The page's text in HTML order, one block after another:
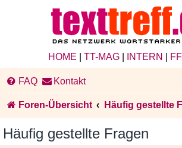
HOME TT-MAG| INTERN
FAQ Kontakt
Foren-Übersicht Häufig gestellte
Häufig gestellte Fragen